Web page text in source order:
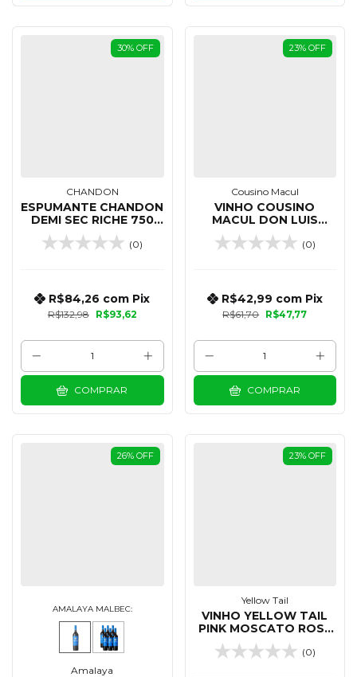
30% OFF
CHANDON
ESPUMANTE CHANDON
DEMI SEC RICHE 750
ML
(0)
R$132,98 R$93,62
R$84,26 com Pix
COMPRAR
23% OFF
Cousino Macul
VINHO COUSINO
MACUL DON LUIS
CABERNET SAUVIGNON
750 ML
(0)
R$61,70 R$47,77
R$42,99 com Pix
COMPRAR
26% OFF
AMALAYA MALBEC:
Amalaya
23% OFF
Yellow Tail
VINHO YELLOW TAIL
PINK MOSCATO ROSE
750 ML
(0)